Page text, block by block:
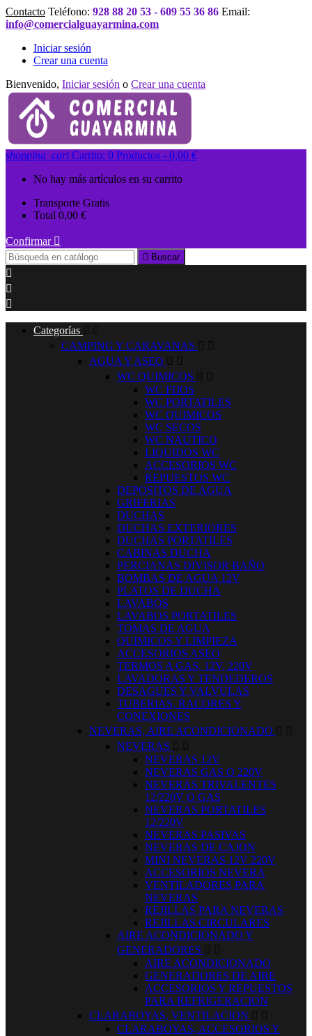
Contacto Teléfono: 928 88 20 53 - 609 55 36 86 Email:
info@comercialguayarmina.com
Iniciar sesión
Crear una cuenta
Bienvenido, Iniciar sesión o Crear una cuenta
shopping_cart Carrito: 0 Productos - 0,00 €
No hay más artículos en su carrito
Transporte Gratis
Total 0,00 €
Confirmar 
 Buscar



Categorías  
CAMPING Y CARAVANAS  
AGUA Y ASEO  
WC QUIMICOS  
WC FIJOS
WC PORTATILES
WC QUIMICOS
WC SECOS
WC NAUTICO
LIQUIDOS WC
ACCESORIOS WC
REPUESTOS WC
DEPOSITOS DE AGUA
GRIFERIAS
DUCHAS
DUCHAS EXTERIORES
DUCHAS PORTATILES
CABINAS DUCHA
PERCIANAS DIVISOR BAÑO
BOMBAS DE AGUA 12V
PLATOS DE DUCHA
LAVABOS
LAVABOS PORTATILES
TOMAS DE AGUA
QUIMICOS Y LIMPIEZA
ACCESORIOS ASEO
TERMOS A GAS, 12V, 220V
LAVADORAS Y TENDEDEROS
DESAGUES Y VALVULAS
TUBERIAS, RACORES Y
CONEXIONES
NEVERAS, AIRE ACONDICIONADO  
NEVERAS  
NEVERAS 12V
NEVERAS GAS O 220V
NEVERAS TRIVALENTES
12/220V O GAS
NEVERAS PORTATILES
12/220V
NEVERAS PASIVAS
NEVERAS DE CAJON
MINI NEVERAS 12V 220V
ACCESORIOS NEVERA
VENTILADORES PARA
NEVERAS
REJILLAS PARA NEVERAS
REJILLAS CIRCULARES
AIRE ACONDICIONADO Y
GENERADORES  
AIRE ACONDICIONADO
GENERADORES DE AIRE
ACCESORIOS Y REPUESTOS
PARA REFRIGERACION
CLARABOYAS, VENTILACION  
CLARABOYAS, ACCESORIOS Y